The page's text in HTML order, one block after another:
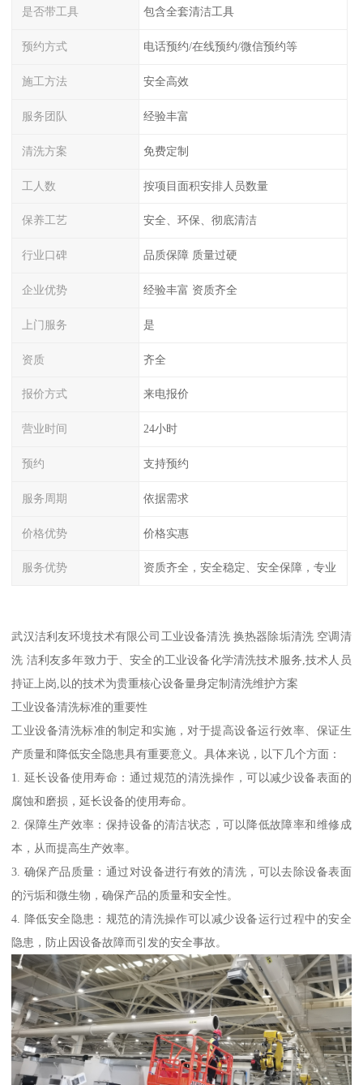
是否带工具 包含全套清洁工具
预约方式 电话预约/在线预约/微信预约等
施工方法 安全高效
服务团队 经验丰富
清洗方案 免费定制
工人数 按项目面积安排人员数量
保养工艺 安全、环保、彻底清洁
行业口碑 品质保障 质量过硬
企业优势 经验丰富 资质齐全
上门服务 是
资质 齐全
报价方式 来电报价
营业时间 24小时
预约 支持预约
服务周期 依据需求
价格优势 价格实惠
服务优势 资质齐全，安全稳定、安全保障，专业
武汉洁利友环境技术有限公司工业设备清洗 换热器除垢清洗 空调清
洗 洁利友多年致力于、安全的工业设备化学清洗技术服务,技术人员
持证上岗,以的技术为贵重核心设备量身定制清洗维护方案
工业设备清洗标准的重要性
工业设备清洗标准的制定和实施，对于提高设备运行效率、保证生
产质量和降低安全隐患具有重要意义。具体来说，以下几个方面：
1. 延长设备使用寿命：通过规范的清洗操作，可以减少设备表面的
腐蚀和磨损，延长设备的使用寿命。
2. 保障生产效率：保持设备的清洁状态，可以降低故障率和维修成
本，从而提高生产效率。
3. 确保产品质量：通过对设备进行有效的清洗，可以去除设备表面
的污垢和微生物，确保产品的质量和安全性。
4. 降低安全隐患：规范的清洗操作可以减少设备运行过程中的安全
隐患，防止因设备故障而引发的安全事故。